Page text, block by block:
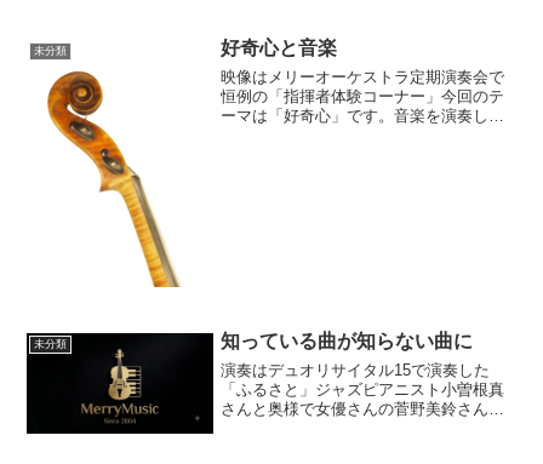
未分類 好奇心と音楽
映像はメリーオーケストラ定期演奏会で
恒例の「指揮者体験コーナー」今回のテ
ーマは「好奇心」です。音楽を演奏した
未分類 知っている曲が知らない曲に
演奏はデュオリサイタル15で演奏した
「ふるさと」ジャズピアニスト小曽根真
さんと奥様で女優さんの菅野美鈴さんが